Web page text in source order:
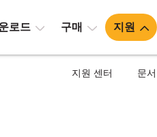
로드 구매 지원
지원 센터 문서